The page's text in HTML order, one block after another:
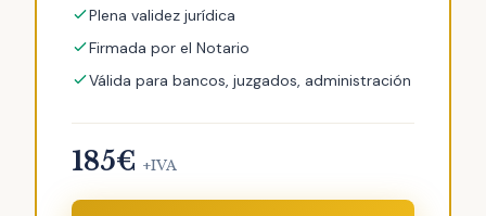
Plena validez jurídica
Firmada por el Notario
Válida para bancos, juzgados, administración
185€ +IVA